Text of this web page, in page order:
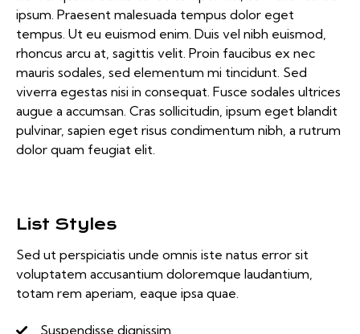
ipsum. Praesent malesuada tempus dolor eget
tempus. Ut eu euismod enim. Duis vel nibh euismod,
rhoncus arcu at, sagittis velit. Proin faucibus ex nec
mauris sodales, sed elementum mi tincidunt. Sed
viverra egestas nisi in consequat. Fusce sodales ultrices
augue a accumsan. Cras sollicitudin, ipsum eget blandit
pulvinar, sapien eget risus condimentum nibh, a rutrum
dolor quam feugiat elit.
List Styles
Sed ut perspiciatis unde omnis iste natus error sit
voluptatem accusantium doloremque laudantium,
totam rem aperiam, eaque ipsa quae.
Suspendisse dignissim